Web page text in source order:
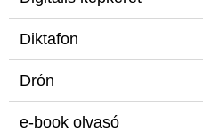
Diktafon
Drón
e-book olvasó